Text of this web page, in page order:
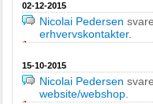
02-12-2015
Nicolai Pedersen
erhvervskontakter.
15-10-2015
Nicolai Pedersen
website/webshop